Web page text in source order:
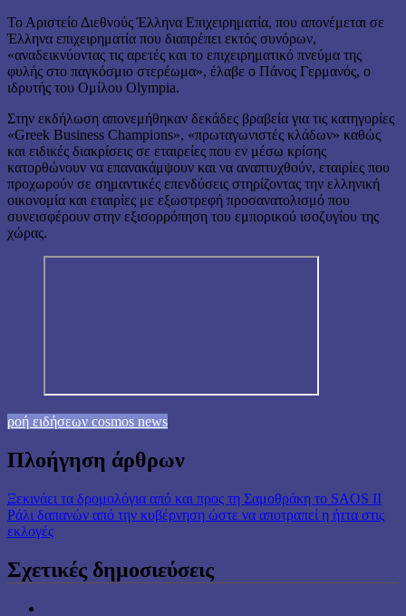
Το Αριστείο Διεθνούς Έλληνα Επιχειρηματία, που απονέμεται σε
Έλληνα επιχειρηματία που διαπρέπει εκτός συνόρων,
«αναδεικνύοντας τις αρετές και το επιχειρηματικό πνεύμα της
φυλής στο παγκόσμιο στερέωμα», έλαβε ο Πάνος Γερμανός, ο
ιδρυτής του Ομίλου Olympia.
Στην εκδήλωση απονεμήθηκαν δεκάδες βραβεία για τις κατηγορίες
«Greek Business Champions», «πρωταγωνιστές κλάδων» καθώς
και ειδικές διακρίσεις σε εταιρείες που εν μέσω κρίσης
κατορθώνουν να επανακάμψουν και να αναπτυχθούν, εταιρίες που
προχωρούν σε σημαντικές επενδύσεις στηρίζοντας την ελληνική
οικονομία και εταιρίες με εξωστρεφή προσανατολισμό που
συνεισφέρουν στην εξισορρόπηση του εμπορικού ισοζυγίου της
χώρας.
ροή ειδήσεων cosmos news
Πλοήγηση άρθρων
Ξεκινάει τα δρομολόγια από και προς τη Σαμοθράκη το SAOS ΙΙ
Ράλι δαπανών από την κυβέρνηση ώστε να αποτραπεί η ήττα στις
εκλογές
Σχετικές δημοσιεύσεις